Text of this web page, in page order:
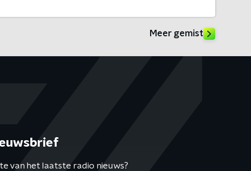
Meer gemist
van het laatste radio nieuws?